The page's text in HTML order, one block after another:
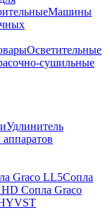
Машины
Осветительные
сушильные
Удлинитель
Graco LL5Сопла
Сопла Graco